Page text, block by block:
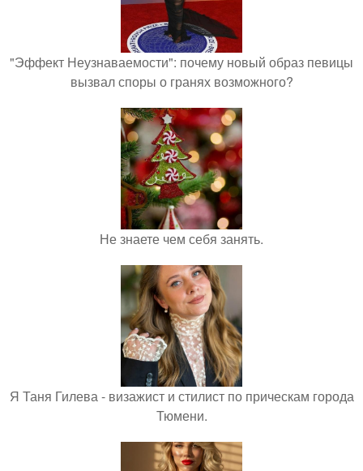
"Эффект Неузнаваемости": почему новый образ певицы
вызвал споры о гранях возможного?
Не знаете чем себя занять.
Я Таня Гилева - визажист и стилист по прическам города
Тюмени.